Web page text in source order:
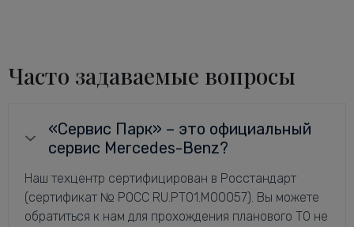
Часто задаваемые вопросы
«Сервис Парк» – это официальный
сервис Mercedes-Benz?
Наш техцентр сертифицирован в Росстандарт
(сертификат № РОСС RU.РТ01.М00057). Вы можете
обратиться к нам для прохождения планового ТО не